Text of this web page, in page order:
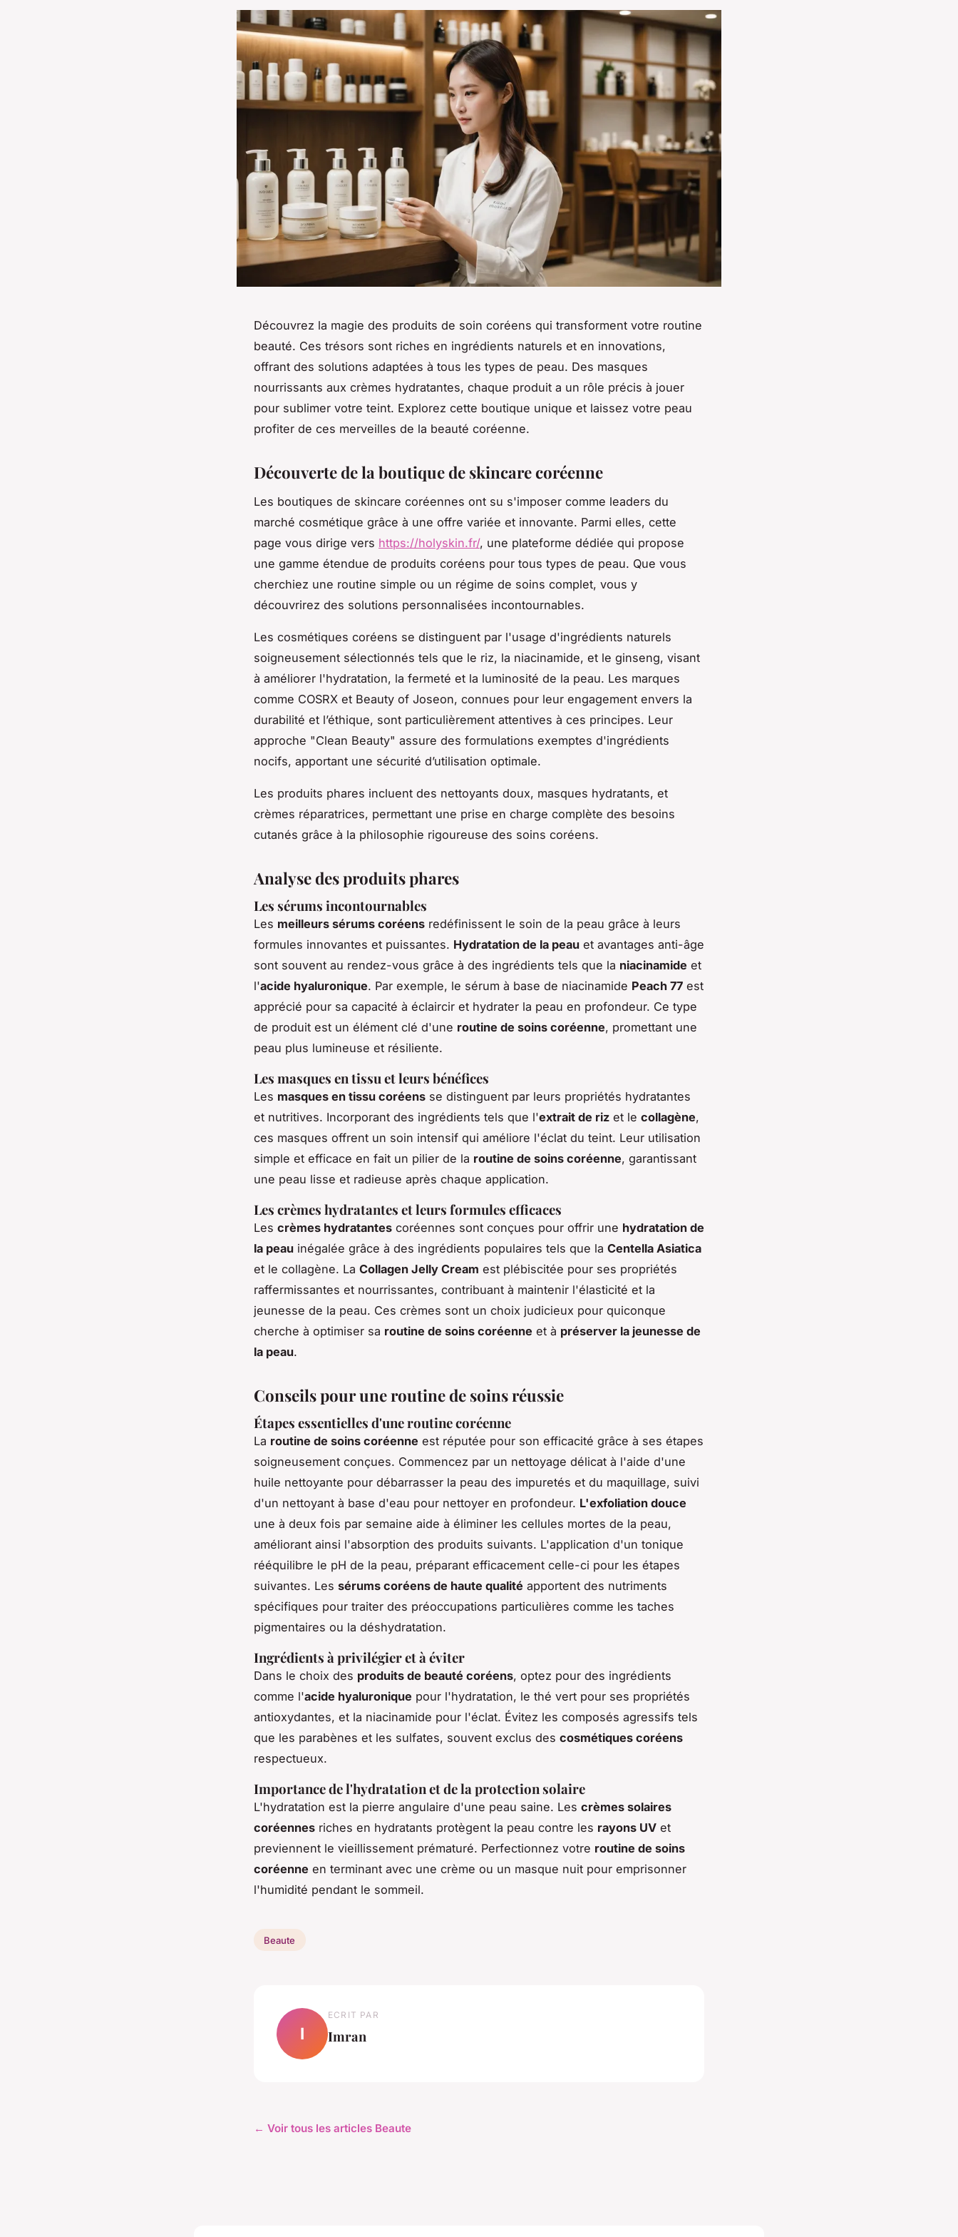
Découvrez la magie des produits de soin coréens qui transforment votre routine
beauté. Ces trésors sont riches en ingrédients naturels et en innovations,
offrant des solutions adaptées à tous les types de peau. Des masques
nourrissants aux crèmes hydratantes, chaque produit a un rôle précis à jouer
pour sublimer votre teint. Explorez cette boutique unique et laissez votre peau
profiter de ces merveilles de la beauté coréenne.
Découverte de la boutique de skincare coréenne
Les boutiques de skincare coréennes ont su s'imposer comme leaders du
marché cosmétique grâce à une offre variée et innovante. Parmi elles, cette
page vous dirige vers https://holyskin.fr/, une plateforme dédiée qui propose
une gamme étendue de produits coréens pour tous types de peau. Que vous
cherchiez une routine simple ou un régime de soins complet, vous y
découvrirez des solutions personnalisées incontournables.
Les cosmétiques coréens se distinguent par l'usage d'ingrédients naturels
soigneusement sélectionnés tels que le riz, la niacinamide, et le ginseng, visant
à améliorer l'hydratation, la fermeté et la luminosité de la peau. Les marques
comme COSRX et Beauty of Joseon, connues pour leur engagement envers la
durabilité et l’éthique, sont particulièrement attentives à ces principes. Leur
approche "Clean Beauty" assure des formulations exemptes d'ingrédients
nocifs, apportant une sécurité d’utilisation optimale.
Les produits phares incluent des nettoyants doux, masques hydratants, et
crèmes réparatrices, permettant une prise en charge complète des besoins
cutanés grâce à la philosophie rigoureuse des soins coréens.
Analyse des produits phares
Les sérums incontournables
Les meilleurs sérums coréens redéfinissent le soin de la peau grâce à leurs
formules innovantes et puissantes. Hydratation de la peau et avantages anti-âge
sont souvent au rendez-vous grâce à des ingrédients tels que la niacinamide et
l'acide hyaluronique. Par exemple, le sérum à base de niacinamide Peach 77 est
apprécié pour sa capacité à éclaircir et hydrater la peau en profondeur. Ce type
de produit est un élément clé d'une routine de soins coréenne, promettant une
peau plus lumineuse et résiliente.
Les masques en tissu et leurs bénéfices
Les masques en tissu coréens se distinguent par leurs propriétés hydratantes
et nutritives. Incorporant des ingrédients tels que l'extrait de riz et le collagène,
ces masques offrent un soin intensif qui améliore l'éclat du teint. Leur utilisation
simple et efficace en fait un pilier de la routine de soins coréenne, garantissant
une peau lisse et radieuse après chaque application.
Les crèmes hydratantes et leurs formules efficaces
Les crèmes hydratantes coréennes sont conçues pour offrir une hydratation de
la peau inégalée grâce à des ingrédients populaires tels que la Centella Asiatica
et le collagène. La Collagen Jelly Cream est plébiscitée pour ses propriétés
raffermissantes et nourrissantes, contribuant à maintenir l'élasticité et la
jeunesse de la peau. Ces crèmes sont un choix judicieux pour quiconque
cherche à optimiser sa routine de soins coréenne et à préserver la jeunesse de
la peau.
Conseils pour une routine de soins réussie
Étapes essentielles d'une routine coréenne
La routine de soins coréenne est réputée pour son efficacité grâce à ses étapes
soigneusement conçues. Commencez par un nettoyage délicat à l'aide d'une
huile nettoyante pour débarrasser la peau des impuretés et du maquillage, suivi
d'un nettoyant à base d'eau pour nettoyer en profondeur. L'exfoliation douce
une à deux fois par semaine aide à éliminer les cellules mortes de la peau,
améliorant ainsi l'absorption des produits suivants. L'application d'un tonique
rééquilibre le pH de la peau, préparant efficacement celle-ci pour les étapes
suivantes. Les sérums coréens de haute qualité apportent des nutriments
spécifiques pour traiter des préoccupations particulières comme les taches
pigmentaires ou la déshydratation.
Ingrédients à privilégier et à éviter
Dans le choix des produits de beauté coréens, optez pour des ingrédients
comme l'acide hyaluronique pour l'hydratation, le thé vert pour ses propriétés
antioxydantes, et la niacinamide pour l'éclat. Évitez les composés agressifs tels
que les parabènes et les sulfates, souvent exclus des cosmétiques coréens
respectueux.
Importance de l'hydratation et de la protection solaire
L'hydratation est la pierre angulaire d'une peau saine. Les crèmes solaires
coréennes riches en hydratants protègent la peau contre les rayons UV et
previennent le vieillissement prématuré. Perfectionnez votre routine de soins
coréenne en terminant avec une crème ou un masque nuit pour emprisonner
l'humidité pendant le sommeil.
Beaute
I
ECRIT PAR
Imran
← Voir tous les articles Beaute